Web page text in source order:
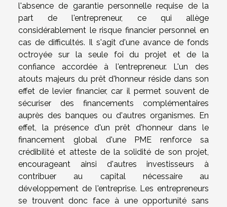
l'absence de garantie personnelle requise de la
part de l'entrepreneur, ce qui allège
considérablement le risque financier personnel en
cas de difficultés. Il s'agit d'une avance de fonds
octroyée sur la seule foi du projet et de la
confiance accordée à l'entrepreneur. L'un des
atouts majeurs du prêt d'honneur réside dans son
effet de levier financier, car il permet souvent de
sécuriser des financements complémentaires
auprès des banques ou d'autres organismes. En
effet, la présence d'un prêt d'honneur dans le
financement global d'une PME renforce sa
crédibilité et atteste de la solidité de son projet,
encourageant ainsi d'autres investisseurs à
contribuer au capital nécessaire au
développement de l'entreprise. Les entrepreneurs
se trouvent donc face à une opportunité sans